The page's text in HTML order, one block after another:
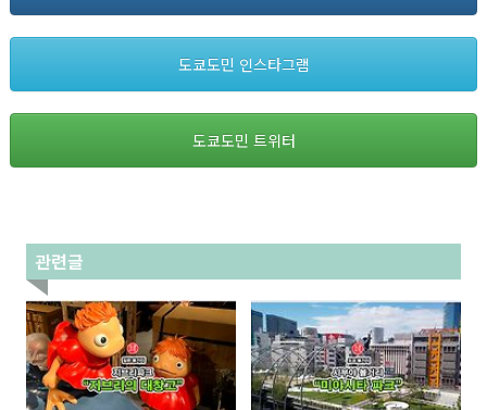
도쿄도민 인스타그램
도쿄도민 트위터
관련글